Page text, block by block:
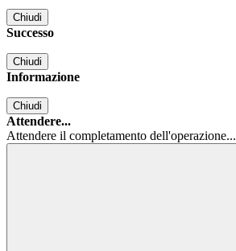
Chiudi
Successo
Chiudi
Informazione
Chiudi
Attendere...
Attendere il completamento dell'operazione...